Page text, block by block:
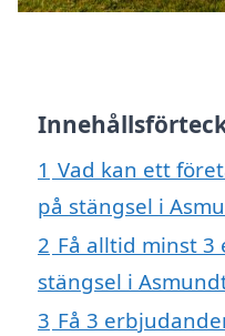
1 Vad kan ett
på stängsel i
2 Få alltid minst
stängsel i
3 Få 3